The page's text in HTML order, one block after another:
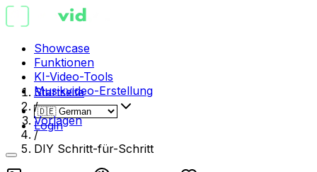
Showcase
Funktionen
KI-Video-Tools
Musikvideo-Erstellung
Login
Startseite
/
Vorlagen
/
DIY Schritt-für-Schritt